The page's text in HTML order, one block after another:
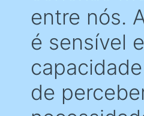
entre nós.
é sensível
de